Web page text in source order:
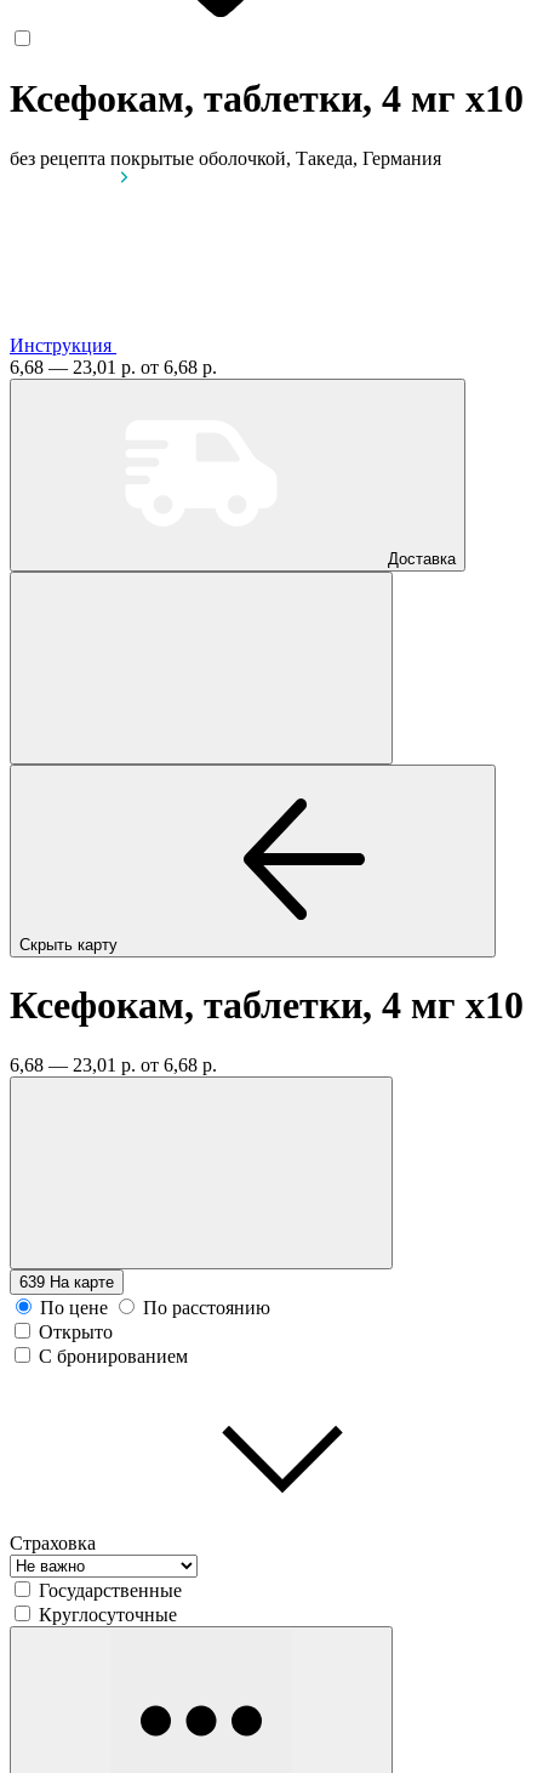
Ксефокам, таблетки, 4 мг x10
без рецепта покрытые оболочкой, Такеда, Германия
Инструкция
6,68 — 23,01 р. от 6,68 р.
Доставка
Скрыть карту
Ксефокам, таблетки, 4 мг x10
6,68 — 23,01 р. от 6,68 р.
639 На карте
По цене
По расстоянию
Открыто
С бронированием
Страховка
Государственные
Круглосуточные